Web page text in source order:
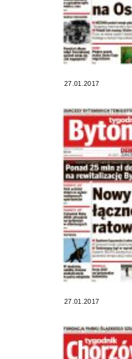
27.01.2017
27.01.2017